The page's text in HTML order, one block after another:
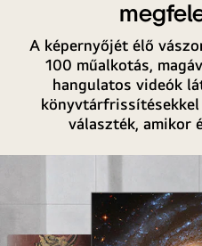
felhasználó
számára.
A képernyőjét élő
100 műalkotás,
hangulatos videók
választék, amikor